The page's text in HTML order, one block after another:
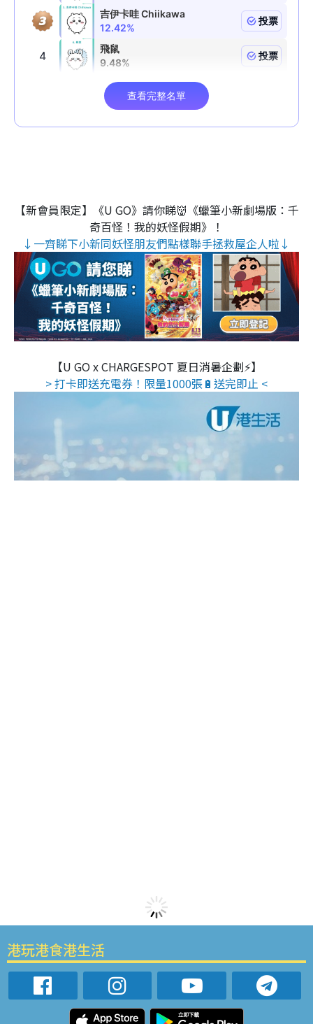
【新會員限定】《U GO》請你睇👹《蠟筆小新劇場版：千
奇百怪！我的妖怪假期》！
↓一齊睇下小新同妖怪朋友們點樣聯手拯救屋企人啦↓
【U GO x CHARGESPOT 夏日消暑企劃⚡】
> 打卡即送充電券！限量1000張🔋送完即止 <
港玩港食港生活